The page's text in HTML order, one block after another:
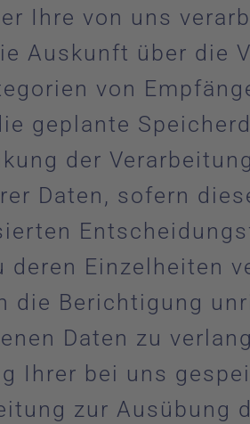
Ihre von uns
Auskunft über die
von
geplante
der
Daten, sofern
Einzelheiten
die Berichtigung
Daten zu
Ihrer bei uns
zur Ausübung